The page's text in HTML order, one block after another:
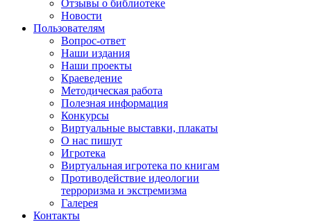
Отзывы о библиотеке
Новости
Пользователям
Вопрос-ответ
Наши издания
Наши проекты
Краеведение
Методическая работа
Полезная информация
Конкурсы
Виртуальные выставки, плакаты
О нас пишут
Игротека
Виртуальная игротека по книгам
Противодействие идеологии
терроризма и экстремизма
Галерея
Контакты